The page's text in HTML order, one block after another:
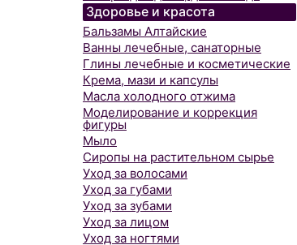
Здоровье и красота
Бальзамы Алтайские
Ванны лечебные, санаторные
Глины лечебные и косметические
Крема, мази и капсулы
Масла холодного отжима
Моделирование и коррекция
фигуры
Мыло
Сиропы на растительном сырье
Уход за волосами
Уход за губами
Уход за зубами
Уход за лицом
Уход за ногтями